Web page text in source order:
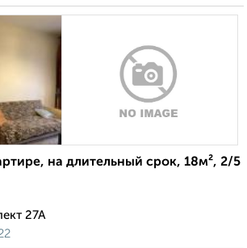
на длительный срок, 18м², 2/5
27А